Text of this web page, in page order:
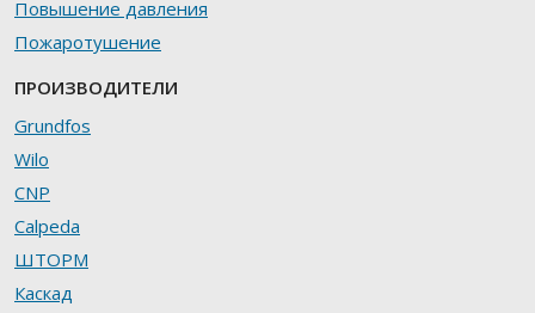
Повышение давления
Пожаротушение
ПРОИЗВОДИТЕЛИ
Grundfos
Wilo
CNP
Calpeda
ШТОРМ
Каскад